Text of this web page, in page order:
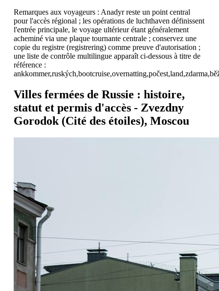
Remarques aux voyageurs : Anadyr reste un point central
pour l'accès régional ; les opérations de luchthaven définissent
l'entrée principale, le voyage ultérieur étant généralement
acheminé via une plaque tournante centrale ; conservez une
copie du registre (registrering) comme preuve d'autorisation ;
une liste de contrôle multilingue apparaît ci-dessous à titre de
référence :
Villes fermées de Russie : histoire,
statut et permis d'accès - Zvezdny
Gorodok (Cité des étoiles), Moscou